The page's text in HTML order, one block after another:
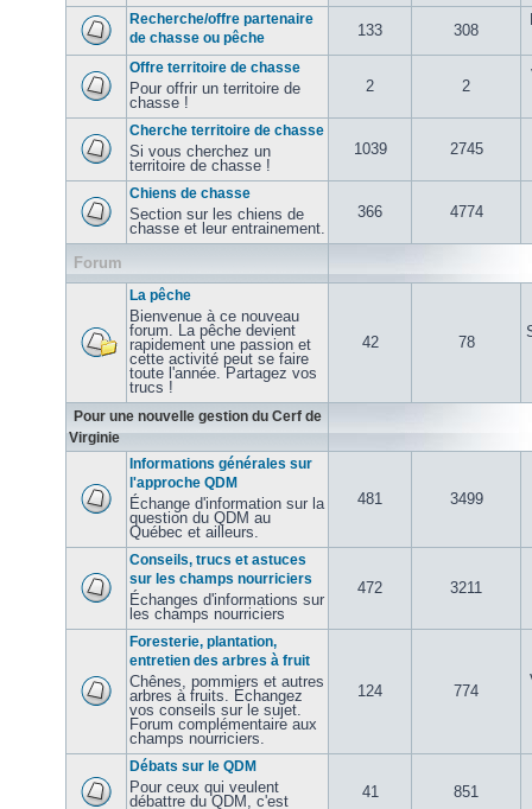
Recherche/offre partenaire
de chasse ou pêche
133 308
Offre territoire de chasse
Pour offrir un territoire de
chasse !
2 2
Cherche territoire de chasse
Si vous cherchez un
territoire de chasse !
1039 2745
Chiens de chasse
Section sur les chiens de
chasse et leur entrainement.
366 4774
Forum
La pêche
Bienvenue à ce nouveau
forum. La pêche devient
rapidement une passion et
cette activité peut se faire
toute l'année. Partagez vos
trucs !
42 78
Pour une nouvelle gestion du Cerf de
Virginie
Informations générales sur
l'approche QDM
Échange d'information sur la
question du QDM au
Québec et ailleurs.
481 3499
Conseils, trucs et astuces
sur les champs nourriciers
Échanges d'informations sur
les champs nourriciers
472 3211
Foresterie, plantation,
entretien des arbres à fruit
Chênes, pommiers et autres
arbres à fruits. Échangez
vos conseils sur le sujet.
Forum complémentaire aux
champs nourriciers.
124 774
Débats sur le QDM
Pour ceux qui veulent
débattre du QDM, c'est
41 851